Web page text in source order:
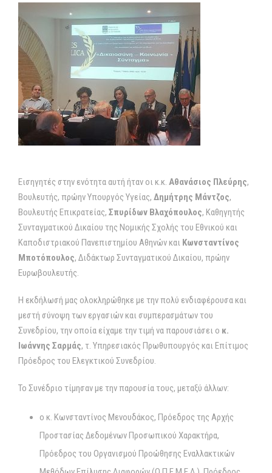
Εισηγητές στην ενότητα αυτή ήταν οι κ.κ. Αθανάσιος Πλεύρης,
Βουλευτής, πρώην Υπουργός Υγείας, Δημήτρης Μάντζος,
Βουλευτής Επικρατείας, Σπυρίδων Βλαχόπουλος, Καθηγητής
Συνταγματικού Δικαίου της Νομικής Σχολής του Εθνικού και
Καποδιστριακού Πανεπιστημίου Αθηνών και Κωνσταντίνος
Μποτόπουλος, Διδάκτωρ Συνταγματικού Δικαίου, πρώην
Ευρωβουλευτής.
Η εκδήλωσή μας ολοκληρώθηκε με την πολύ ενδιαφέρουσα και
μεστή σύνοψη των εργασιών και συμπερασμάτων του
Συνεδρίου, την οποία είχαμε την τιμή να παρουσιάσει ο κ.
Ιωάννης Σαρμάς, τ. Υπηρεσιακός Πρωθυπουργός και Επίτιμος
Πρόεδρος του Ελεγκτικού Συνεδρίου.
Το Συνέδριο τίμησαν με την παρουσία τους, μεταξύ άλλων:
ο κ. Κωνσταντίνος Μενουδάκος, Πρόεδρος της Αρχής
Προστασίας Δεδομένων Προσωπικού Χαρακτήρα,
Πρόεδρος του Οργανισμού Προώθησης Εναλλακτικών